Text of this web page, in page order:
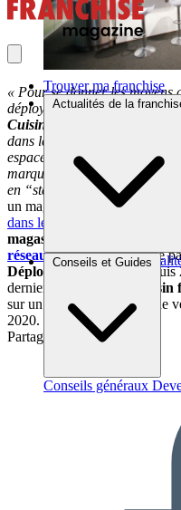
Trouver ma franchise
Actualités de la
Brèves et actus
Conseils et Guides
Conseils généraux
« Pour se donner les moyens
déployé un plan ambitieux
Cuisine
dans la plupart des
dans les
espaces cuisine dédiés, en
marque
Darty Cuisineou
en “stand alone” »,rappelle
un magasin
DartyCuisine et
dans le Gard
et l’enseigne
magasins
à
réseaux cuisinistes, dont le
Déployé en franchisedepuis
dernier son 198ème
sur un total de 415 points de
2020.
Partager sur :